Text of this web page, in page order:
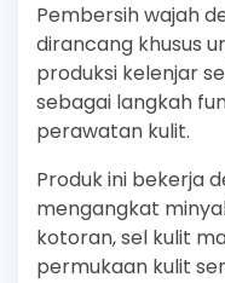
Pembersih wajah
dirancang khusus
produksi kelenjar
sebagai langkah
perawatan kulit.
Produk ini bekerja
mengangkat
kotoran, sel kulit
permukaan kulit